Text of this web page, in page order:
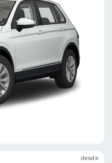
desde